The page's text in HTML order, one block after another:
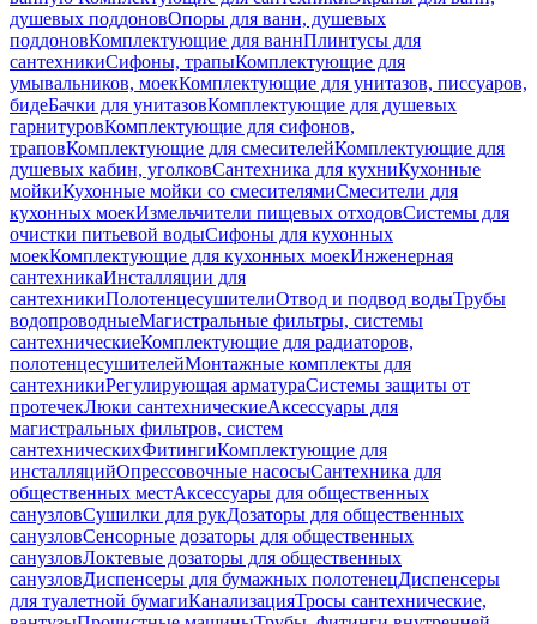
душевых поддоновОпоры для ванн, душевых
поддоновКомплектующие для ваннПлинтусы для
сантехникиСифоны, трапыКомплектующие для
умывальников, моекКомплектующие для унитазов, писсуаров,
бидеБачки для унитазовКомплектующие для душевых
гарнитуровКомплектующие для сифонов,
траповКомплектующие для смесителейКомплектующие для
душевых кабин, уголковСантехника для кухниКухонные
мойкиКухонные мойки со смесителямиСмесители для
кухонных моекИзмельчители пищевых отходовСистемы для
очистки питьевой водыСифоны для кухонных
моекКомплектующие для кухонных моекИнженерная
сантехникаИнсталляции для
сантехникиПолотенцесушителиОтвод и подвод водыТрубы
водопроводныеМагистральные фильтры, системы
сантехническиеКомплектующие для радиаторов,
полотенцесушителейМонтажные комплекты для
сантехникиРегулирующая арматураСистемы защиты от
протечекЛюки сантехническиеАксессуары для
магистральных фильтров, систем
сантехническихФитингиКомплектующие для
инсталляцийОпрессовочные насосыСантехника для
общественных местАксессуары для общественных
санузловСушилки для рукДозаторы для общественных
санузловСенсорные дозаторы для общественных
санузловЛоктевые дозаторы для общественных
санузловДиспенсеры для бумажных полотенецДиспенсеры
для туалетной бумагиКанализацияТросы сантехнические,